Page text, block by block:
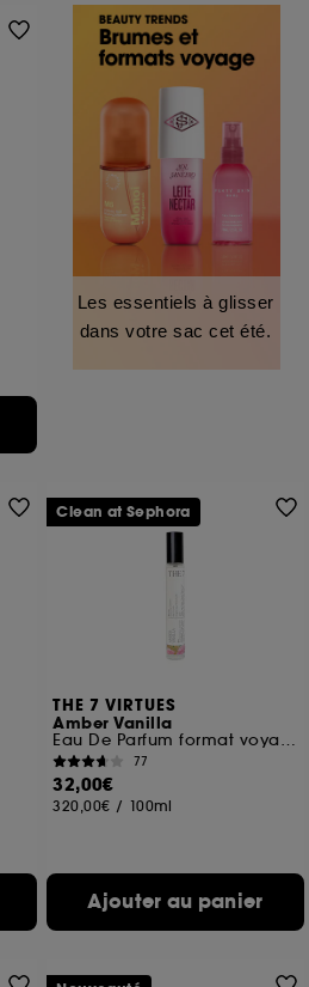
Les essentiels à glisser
dans votre sac cet été.
THE 7 VIRTUES
Amber Vanilla
Eau De Parfum format voyage
77
32,00€
320,00€ / 100ml
Ajouter au panier
Clean at Sephora